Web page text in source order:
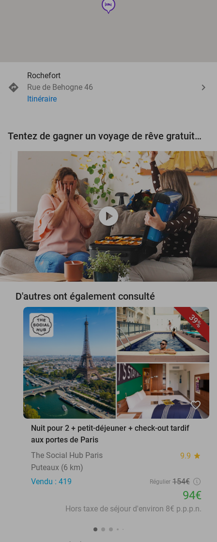
hotel
Rochefort
Rue de Behogne 46
Itinéraire
Tentez de gagner un voyage de rêve gratuit d'une valeur de 3.000 € !
play_circle
D'autres ont également consulté
39%
favorite_border
Nuit pour 2 + petit-déjeuner + check-out tardif
aux portes de Paris
The Social Hub Paris
9.9 star
Puteaux (6 km)
Vendu : 419
Régulier 154€
94€
Hors taxe de séjour d'environ 8€ p.p.p.n.